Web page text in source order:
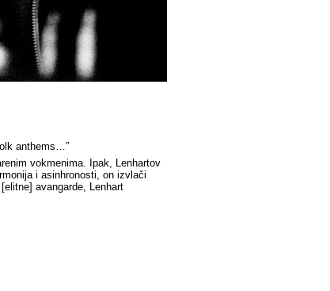
anthems…”
vokmenima. Ipak, Lenhartov
i asinhronosti, on izvlači
avangarde, Lenhart